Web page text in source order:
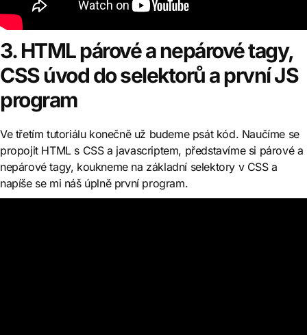
3. HTML párové a nepárové tagy,
CSS úvod do selektorů a první JS
program
Ve třetím tutoriálu konečně už budeme psát kód. Naučíme se
propojit HTML s CSS a javascriptem, představíme si párové a
nepárové tagy, koukneme na základní selektory v CSS a
napíše se mi náš úplně první program.